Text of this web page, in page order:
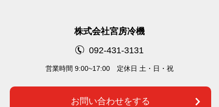
株式会社宮房冷機
092-431-3131
営業時間 9:00~17:00 定休⽇ 土・日・祝
お問い合わせをする